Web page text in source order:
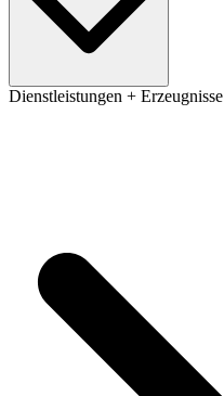
Dienstleistungen + Erzeugnisse